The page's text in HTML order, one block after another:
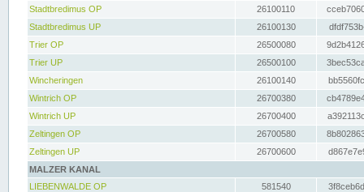
Stadtbredimus OP
26100110
Stadtbredimus UP
26100130
Trier OP
26500080
Trier UP
26500100
Wincheringen
26100140
Wintrich OP
26700380
Wintrich UP
26700400
Zeltingen OP
26700580
Zeltingen UP
26700600
MALZER KANAL
LIEBENWALDE OP
581540